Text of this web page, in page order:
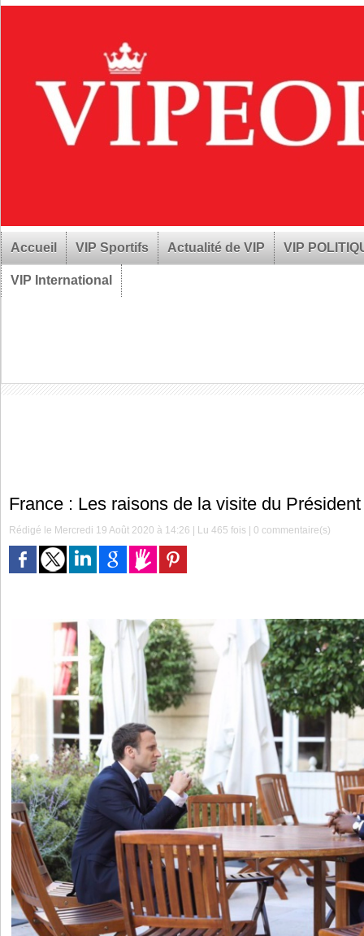
Accueil VIP Sportifs Actualité de VIP VIP
VIP International
France : Les raisons de la visite du
Rédigé le Mercredi 19 Août 2020 à 14:26 | Lu 465 fois |0 commentaire(s)